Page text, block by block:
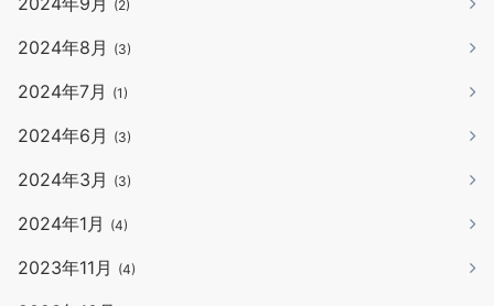
(2)
2024年8月 (3)
2024年7月 (1)
2024年6月 (3)
2024年3月 (3)
2024年1月 (4)
2023年11月 (4)